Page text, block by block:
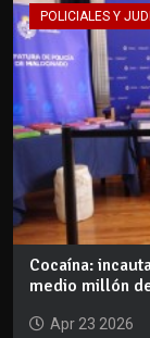
POLICIALES Y
Cocaína:
medio millón
Apr 23 2026